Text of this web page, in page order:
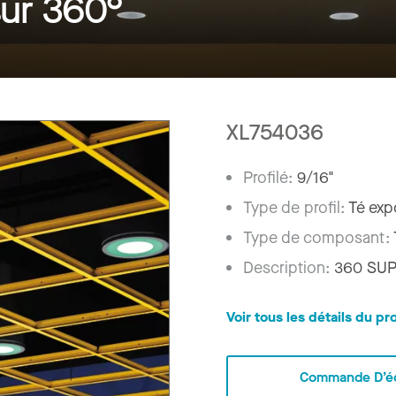
XL754036
Profilé:9/16"
Type de profil:Té
Type de composant:
Description: 360
Voir tous les détails du
Commande